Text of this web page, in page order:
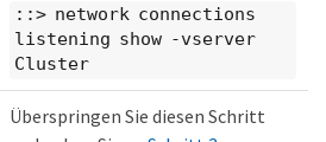
::> network connections
listening show -vserver
Cluster
Überspringen Sie diesen Schritt